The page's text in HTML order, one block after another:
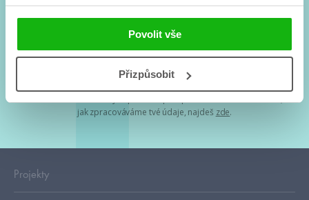
Povolit vše
Přizpůsobit
Souhlasím spodmínkami zpracování osobních údajů
Tvá e-mailová adresa je u nás v bezpečí. Přečti si
jak zpracováváme tvé údaje, najdeš zde.
Projekty